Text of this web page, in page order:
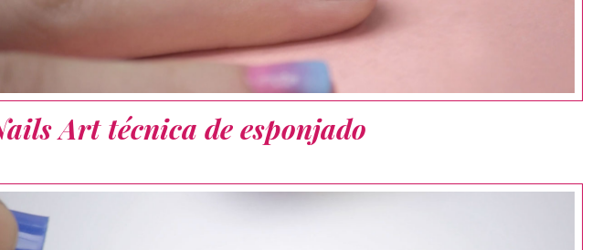
Art técnica de esponjado